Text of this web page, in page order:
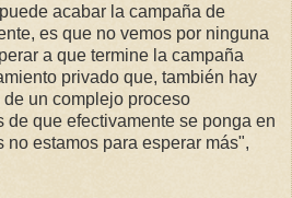
acabar la campaña de
es que no vemos por ninguna
a que termine la campaña
privado que, también hay
un complejo proceso
de que efectivamente se ponga en
no estamos para esperar más",